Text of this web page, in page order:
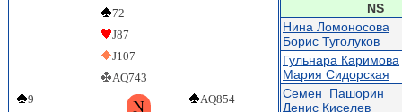
72
J87
J107
AQ743
9
N
AQ854
NS
Нина Ломоносова
Борис Туголуков
Гульнара Каримова
Мария Сидорская
Семен Пашорин
Денис Киселев